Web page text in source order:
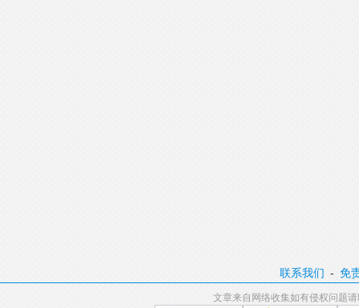
联系我们 -免
文章来自网络收集如有侵权问题